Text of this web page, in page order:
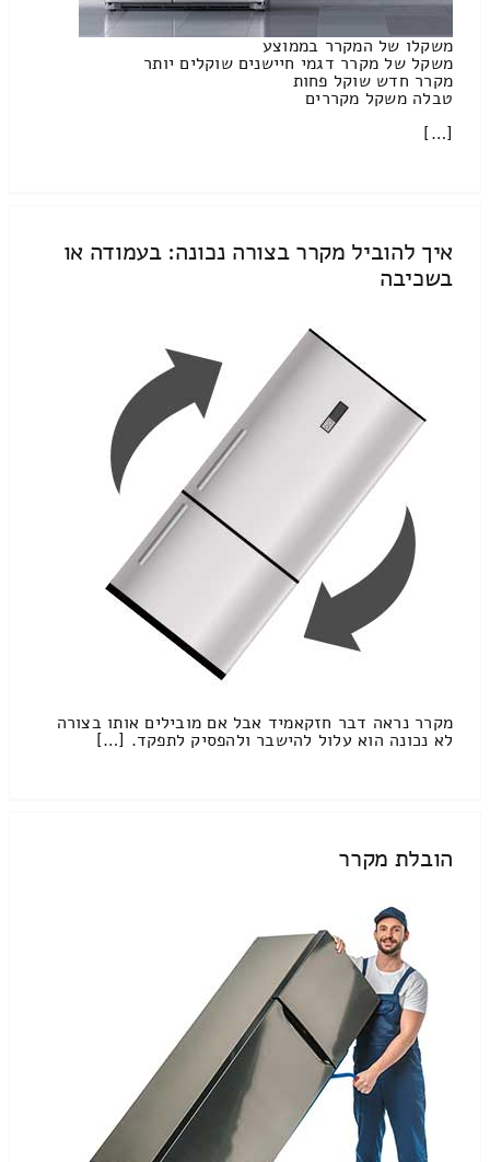
משקלו של המקרר בממוצע
משקל של מקרר דגמי חיישנים שוקלים יותר
מקרר חדש שוקל פחות
טבלה משקל מקררים
[…]
איך להוביל מקרר בצורה נכונה: בעמודה או
בשכיבה
מקרר נראה דבר חזקאמיד אבל אם מובילים אותו בצורה
לא נכונה הוא עלול להישבר ולהפסיק לתפקד. […]
הובלת מקרר